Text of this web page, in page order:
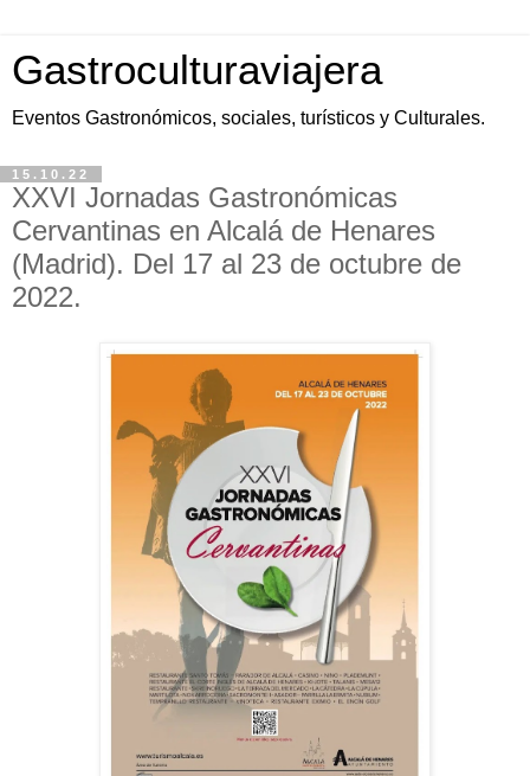
Gastroculturaviajera
Eventos Gastronómicos, sociales, turísticos y Culturales.
15.10.22
XXVI Jornadas Gastronómicas
Cervantinas en Alcalá de Henares
(Madrid). Del 17 al 23 de octubre de
2022.